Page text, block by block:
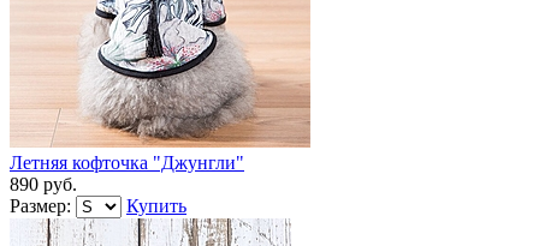
Летняя кофточка "Джунгли"
890 руб.
Размер:
Купить